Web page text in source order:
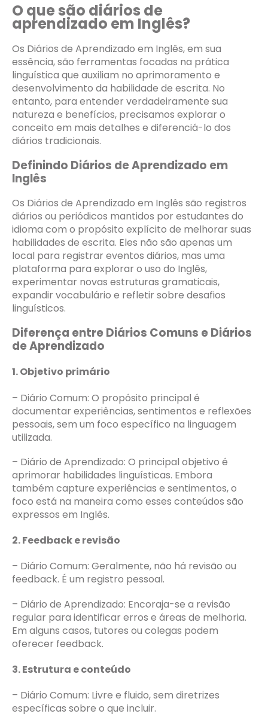
O que são diários de
aprendizado em Inglês?
Os Diários de Aprendizado em Inglês, em sua
essência, são ferramentas focadas na prática
linguística que auxiliam no aprimoramento e
desenvolvimento da habilidade de escrita. No
entanto, para entender verdadeiramente sua
natureza e benefícios, precisamos explorar o
conceito em mais detalhes e diferenciá-lo dos
diários tradicionais.
Definindo Diários de Aprendizado em
Inglês
Os Diários de Aprendizado em Inglês são registros
diários ou periódicos mantidos por estudantes do
idioma com o propósito explícito de melhorar suas
habilidades de escrita. Eles não são apenas um
local para registrar eventos diários, mas uma
plataforma para explorar o uso do Inglês,
experimentar novas estruturas gramaticais,
expandir vocabulário e refletir sobre desafios
linguísticos.
Diferença entre Diários Comuns e Diários
de Aprendizado
1. Objetivo primário
– Diário Comum: O propósito principal é
documentar experiências, sentimentos e reflexões
pessoais, sem um foco específico na linguagem
utilizada.
– Diário de Aprendizado: O principal objetivo é
aprimorar habilidades linguísticas. Embora
também capture experiências e sentimentos, o
foco está na maneira como esses conteúdos são
expressos em Inglês.
2. Feedback e revisão
– Diário Comum: Geralmente, não há revisão ou
feedback. É um registro pessoal.
– Diário de Aprendizado: Encoraja-se a revisão
regular para identificar erros e áreas de melhoria.
Em alguns casos, tutores ou colegas podem
oferecer feedback.
3. Estrutura e conteúdo
– Diário Comum: Livre e fluido, sem diretrizes
específicas sobre o que incluir.